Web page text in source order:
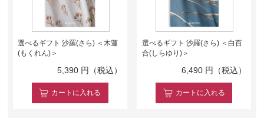
選べるギフト 沙羅(さら) ＜木蓮
(もくれん)＞
5,390 円（税込）
カート に入れる
選べるギフト 沙羅(さら) ＜白百
合(しらゆり)＞
6,490 円（税込）
カート に入れる